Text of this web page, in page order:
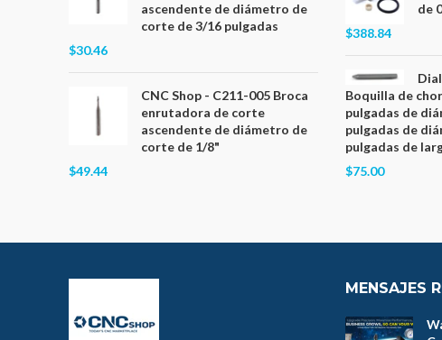
ascendente de diámetro de
corte de 3/16 pulgadas
$30.46
CNC Shop - C211-005 Broca
enrutadora de corte
ascendente de diámetro de
corte de 1/8"
$49.44
de
$388.84
Boquilla de
pulgadas de
pulgadas de
pulgadas de
$75.00
MENSAJES